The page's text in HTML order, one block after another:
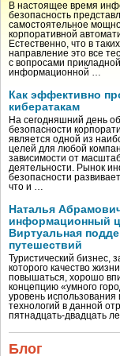
В настоящее время
безопасность
самостоятельное
корпоративной
Естественно, что в
направление это все
с вопросами прикладной
информационной …
Как эффективно
кибератакам
На сегодняшний день
безопасности
является одной из
целей для любой
зависимости от
деятельности. Рынок
безопасности
что и …
Наталья
информационный
Виртуальная
путешествий
Туристический бизнес,
которого качество
повышаться, хорошо
концепцию «умного
уровень
технологий в данной
пятнадцать-двадцать
Блог